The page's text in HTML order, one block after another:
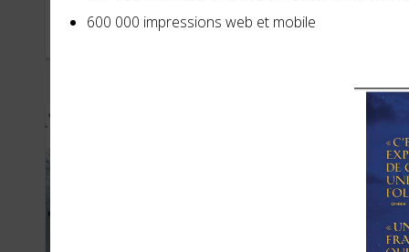
600 000 impressions web et mobile